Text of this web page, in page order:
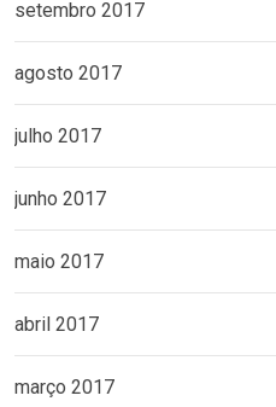
setembro 2017
agosto 2017
julho 2017
junho 2017
maio 2017
abril 2017
março 2017